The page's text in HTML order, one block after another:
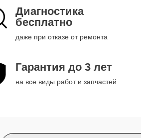
Диагностика
бесплатно
даже при отказе от ремонта
Гарантия до 3 лет
на все виды работ и запчастей